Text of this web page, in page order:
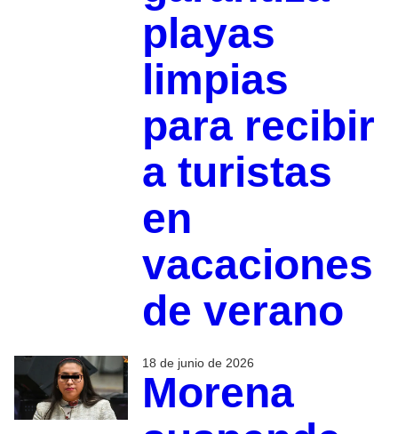
playas
limpias
para recibir
a turistas
en
vacaciones
de verano
18 de junio de 2026
Morena